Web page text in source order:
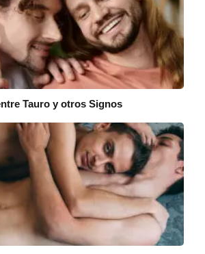
Tauro y otros Signos